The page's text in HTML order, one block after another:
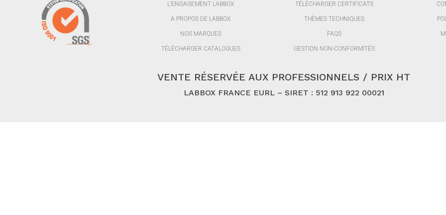
L’ENGAGEMENT LABBOX
A PROPOS DE LABBOX
NOS MARQUES
TÉLÉCHARGER CATALOGUES
TÉLÉCHARGER CERTIFICATS
THÈMES TECHNIQUES
FAQS
GESTION NON-CONFORMITÉS
VENTE RÉSERVÉE AUX PROFESSIONNELS / PRIX HT
LABBOX FRANCE EURL – SIRET : 512 913 922 00021